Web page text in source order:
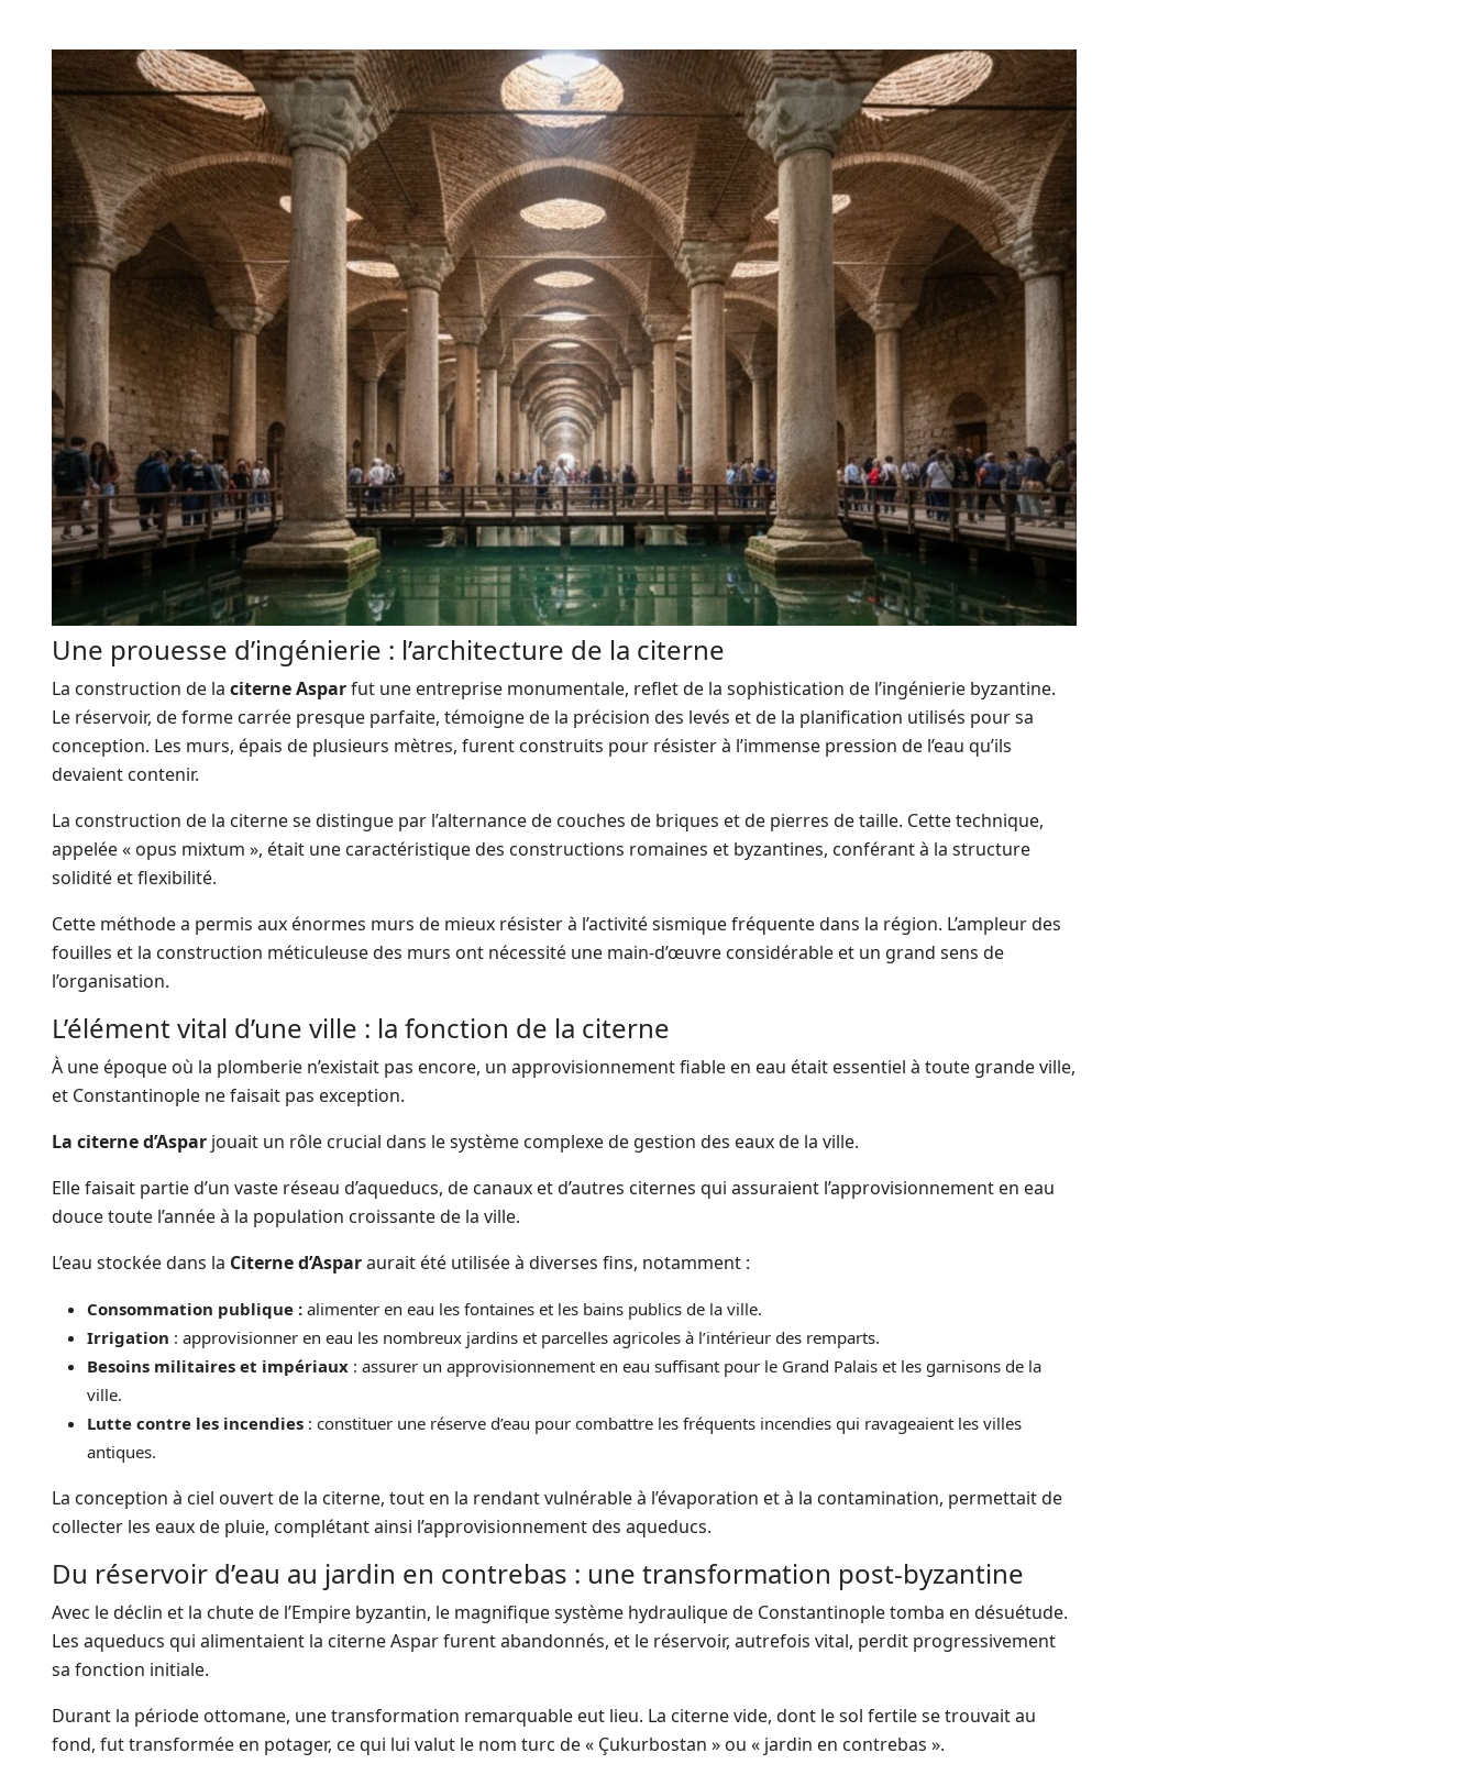
Une prouesse d’ingénierie : l’architecture de la citerne
La construction de la citerne Asparfut une entreprise monumentale, reflet de la sophistication de l’ingénierie byzantine.
Le réservoir, de forme carrée presque parfaite, témoigne de la précision des levés et de la planification utilisés pour sa
conception. Les murs, épais de plusieurs mètres, furent construits pour résister à l’immense pression de l’eau qu’ils
devaient contenir.
La construction de la citerne se distingue par l’alternance de couches de briques et de pierres de taille. Cette technique,
appelée « opus mixtum », était une caractéristique des constructions romaines et byzantines, conférant à la structure
solidité et flexibilité.
Cette méthode a permis aux énormes murs de mieux résister à l’activité sismique fréquente dans la région. L’ampleur des
fouilles et la construction méticuleuse des murs ont nécessité une main-d’œuvre considérable et un grand sens de
l’organisation.
L’élément vital d’une ville : la fonction de la citerne
À une époque où la plomberie n’existait pas encore, un approvisionnement fiable en eau était essentiel à toute grande ville,
et Constantinople ne faisait pas exception.
La citerne d’Aspar jouait un rôle crucial dans le système complexe de gestion des eaux de la ville.
Elle faisait partie d’un vaste réseau d’aqueducs, de canaux et d’autres citernes qui assuraient l’approvisionnement en eau
douce toute l’année à la population croissante de la ville.
L’eau stockée dans la Citerne d’Asparaurait été utilisée à diverses fins, notamment :
Consommation publique : alimenter en eau les fontaines et les bains publics de la ville.
Irrigation : approvisionner en eau les nombreux jardins et parcelles agricoles à l’intérieur des remparts.
Besoins militaires et impériaux : assurer un approvisionnement en eau suffisant pour le Grand Palais et les garnisons de la
ville.
Lutte contre les incendies : constituer une réserve d’eau pour combattre les fréquents incendies qui ravageaient les villes
antiques.
La conception à ciel ouvert de la citerne, tout en la rendant vulnérable à l’évaporation et à la contamination, permettait de
collecter les eaux de pluie, complétant ainsi l’approvisionnement des aqueducs.
Du réservoir d’eau au jardin en contrebas : une transformation post-byzantine
Avec le déclin et la chute de l’Empire byzantin, le magnifique système hydraulique de Constantinople tomba en désuétude.
Les aqueducs qui alimentaient la citerne Aspar furent abandonnés, et le réservoir, autrefois vital, perdit progressivement
sa fonction initiale.
Durant la période ottomane, une transformation remarquable eut lieu. La citerne vide, dont le sol fertile se trouvait au
fond, fut transformée en potager, ce qui lui valut le nom turc de « Çukurbostan » ou « jardin en contrebas ».